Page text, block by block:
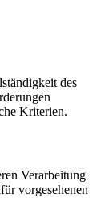
des
Kriterien.
Verarbeitung
vorgesehenen